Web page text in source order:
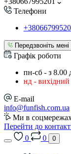
Телефони
Передзвоніть мені
Графік роботи
пн-сб - з 8.00
нд - вихідний
E-mail
info@funfish.com.ua
Ми в
Перейти до
0
0 0